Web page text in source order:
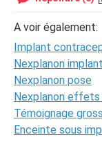
A voir également:
Implant
Nexplanon
Nexplanon pose
Nexplanon
Témoignage
Enceinte sous